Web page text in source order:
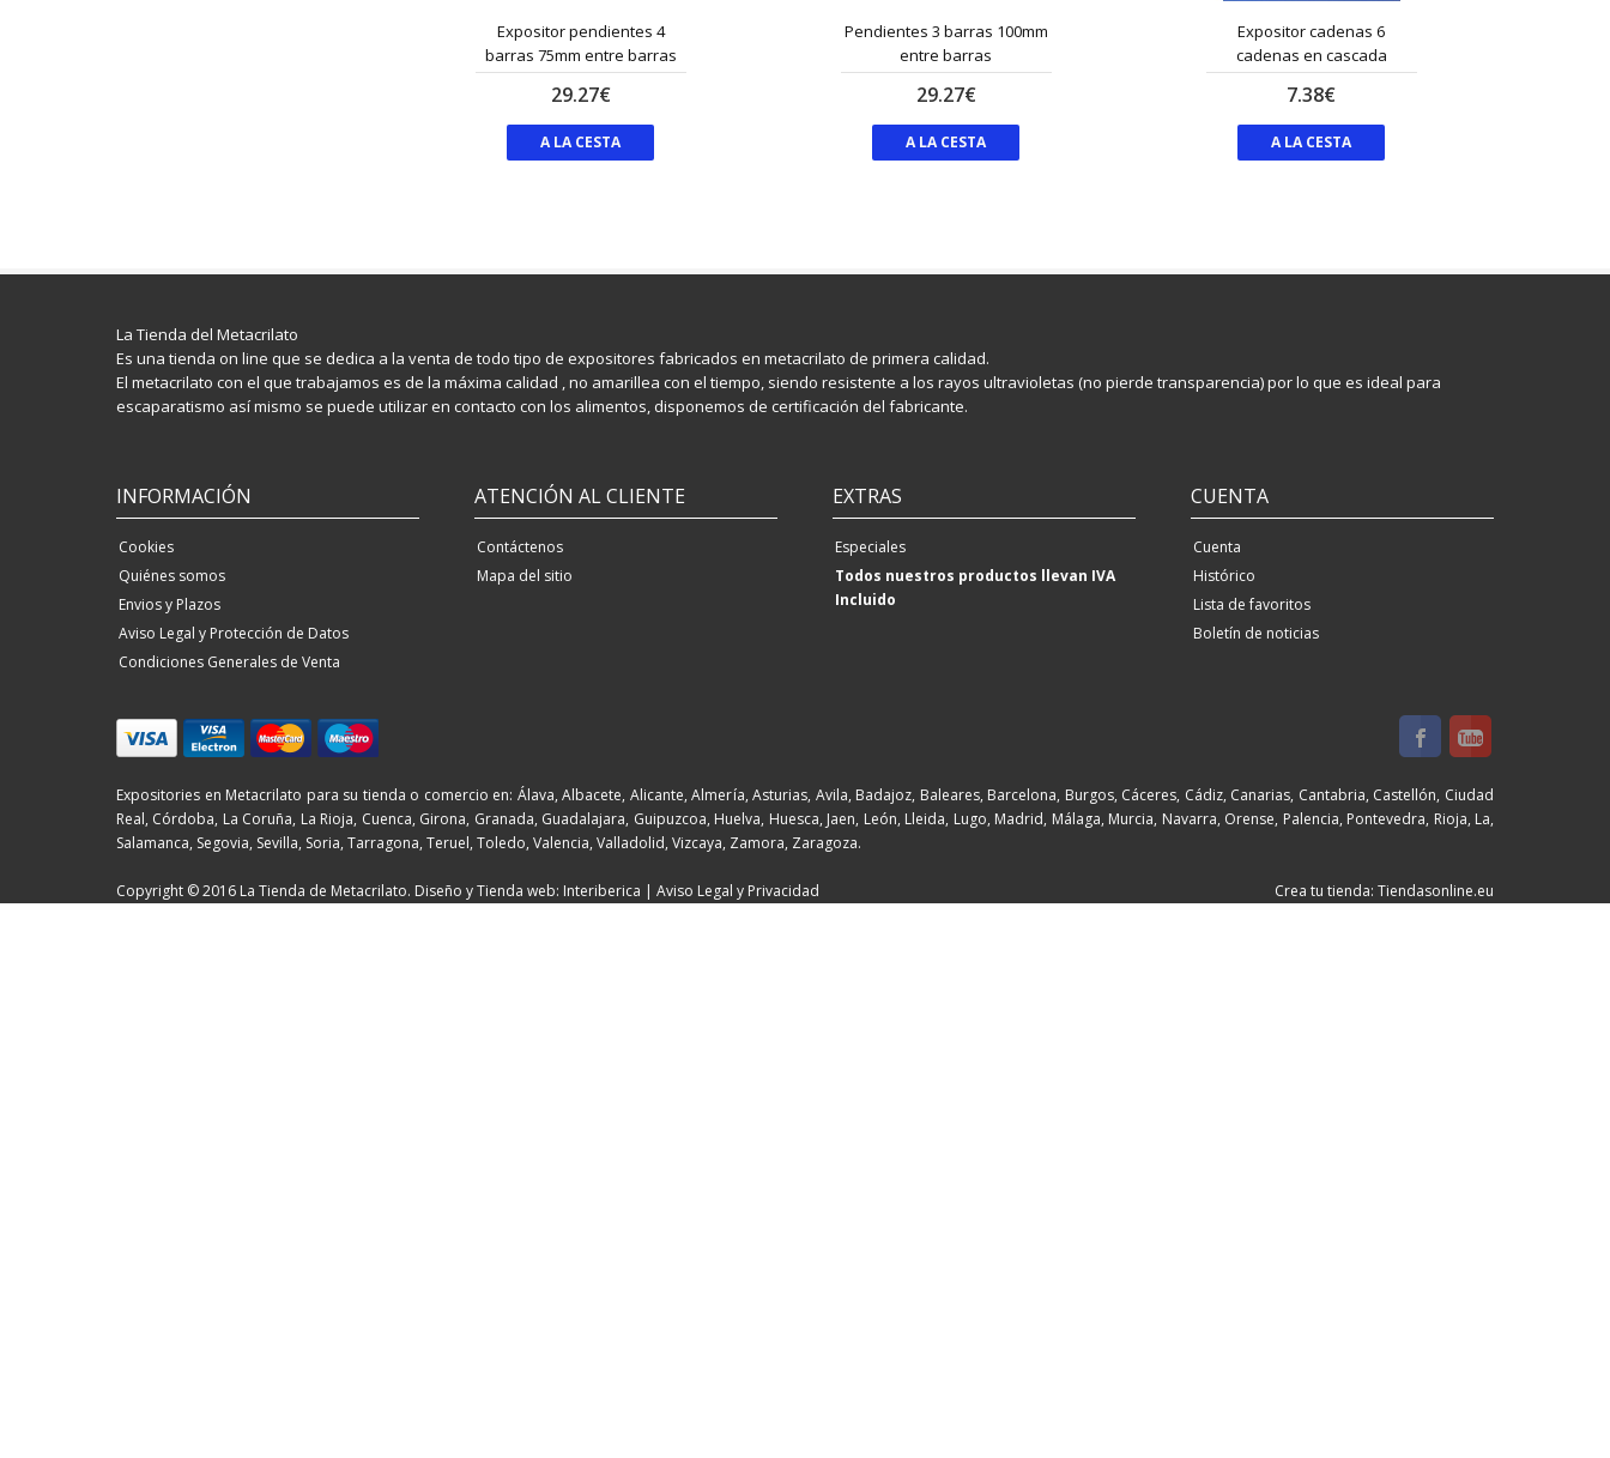
Expositor pendientes 4
barras 75mm entre barras
29.27€
A LA CESTA
Pendientes 3 barras 100mm
entre barras
29.27€
A LA CESTA
Expositor cadenas 6
cadenas en cascada
7.38€
A LA CESTA
La Tienda del Metacrilato
Es una tienda on line que se dedica a la venta de todo tipo de expositores fabricados en metacrilato de primera calidad.
El metacrilato con el que trabajamos es de la máxima calidad , no amarillea con el tiempo, siendo resistente a los rayos ultravioletas (no pierde transparencia) por lo que es ideal para
escaparatismo así mismo se puede utilizar en contacto con los alimentos, disponemos de certificación del fabricante.
INFORMACIÓN
Cookies
Quiénes somos
Envios y Plazos
Aviso Legal y Protección de Datos
Condiciones Generales de Venta
ATENCIÓN AL CLIENTE
Contáctenos
Mapa del sitio
EXTRAS
Especiales
Todos nuestros productos llevan IVA
Incluido
CUENTA
Cuenta
Histórico
Lista de favoritos
Boletín de noticias
Expositories en Metacrilato para su tienda o comercio en: Álava, Albacete, Alicante, Almería, Asturias, Avila, Badajoz, Baleares, Barcelona, Burgos, Cáceres, Cádiz, Canarias, Cantabria, Castellón, Ciudad
Real, Córdoba, La Coruña, La Rioja, Cuenca, Girona, Granada, Guadalajara, Guipuzcoa, Huelva, Huesca, Jaen, León, Lleida, Lugo, Madrid, Málaga, Murcia, Navarra, Orense, Palencia, Pontevedra, Rioja, La,
Salamanca, Segovia, Sevilla, Soria, Tarragona, Teruel, Toledo, Valencia, Valladolid, Vizcaya, Zamora, Zaragoza.
Copyright © 2016 La Tienda de Metacrilato. Diseño y Tienda web: Interiberica | Aviso Legal y Privacidad Crea tu tienda: Tiendasonline.eu